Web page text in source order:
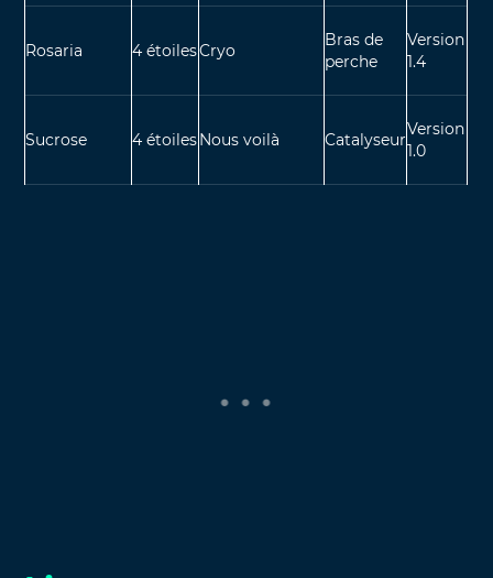
Rosaria 4 étoilesCryo
Bras de
perche
Version
1.4
Sucrose 4 étoilesNous voilà Catalyseur
Version
1.0